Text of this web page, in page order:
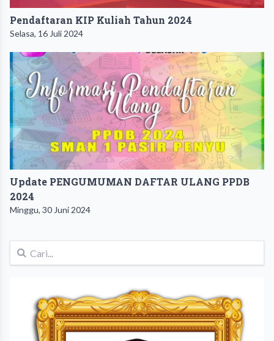
Pendaftaran KIP Kuliah Tahun 2024
Selasa, 16 Juli 2024
Update PENGUMUMAN DAFTAR ULANG PPDB
2024
Minggu, 30 Juni 2024